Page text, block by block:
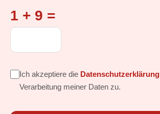
1 + 9 =
Ich akzeptiere die Datenschutzerklärung
Verarbeitung meiner Daten zu.